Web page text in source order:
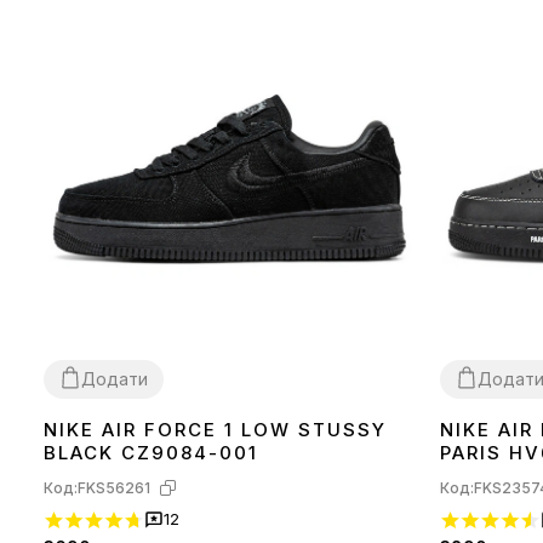
Додати
3637 4144 45
NIKE AIR FORCE 1 LOW STUSSY
BLACK CZ9084-001
Код:FKS56261
12
4041 4243
NIKE AIR
PARIS
Код: